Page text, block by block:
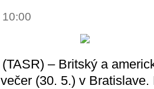
– Britský a
(30. 5.) v